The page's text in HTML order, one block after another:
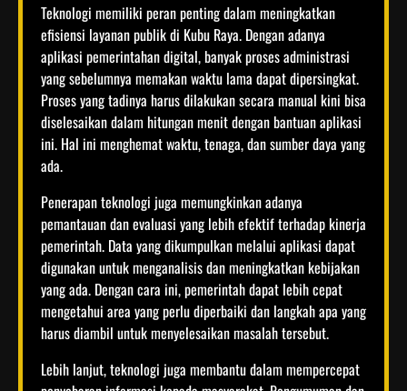
Teknologi memiliki peran penting dalam meningkatkan
efisiensi layanan publik di Kubu Raya. Dengan adanya
aplikasi pemerintahan digital, banyak proses administrasi
yang sebelumnya memakan waktu lama dapat dipersingkat.
Proses yang tadinya harus dilakukan secara manual kini bisa
diselesaikan dalam hitungan menit dengan bantuan aplikasi
ini. Hal ini menghemat waktu, tenaga, dan sumber daya yang
ada.
Penerapan teknologi juga memungkinkan adanya
pemantauan dan evaluasi yang lebih efektif terhadap kinerja
pemerintah. Data yang dikumpulkan melalui aplikasi dapat
digunakan untuk menganalisis dan meningkatkan kebijakan
yang ada. Dengan cara ini, pemerintah dapat lebih cepat
mengetahui area yang perlu diperbaiki dan langkah apa yang
harus diambil untuk menyelesaikan masalah tersebut.
Lebih lanjut, teknologi juga membantu dalam mempercepat